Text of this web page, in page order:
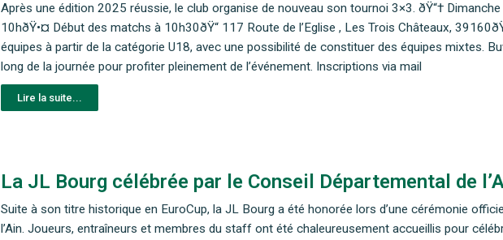
Après une édition 2025 réussie, le club organise de nouveau son tournoi 3×3. ðŸ“†
10hðŸ•¤ Début des matchs à 10h30ðŸ“ 117 Route de l’Eglise , Les Trois Châteaux,
équipes à partir de la catégorie U18, avec une possibilité de constituer des équipes mixtes.
long de la journée pour profiter pleinement de l’événement. Inscriptions via mail
Lire la suite...
La JL Bourg célébrée par le Conseil Départemental de
Suite à son titre historique en EuroCup, la JL Bourg a été honorée lors d’une cérémonie
l’Ain. Joueurs, entraîneurs et membres du staff ont été chaleureusement accueillis pour